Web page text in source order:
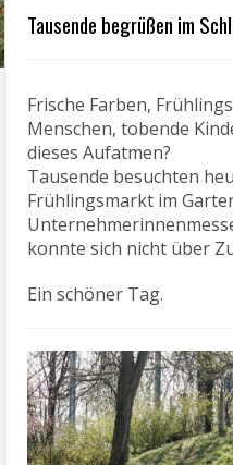
Tausende begrüßen im
Frische Farben,
Menschen, tobende
dieses Aufatmen?
Tausende besuchten
Frühlingsmarkt im
konnte sich nicht über
Ein schöner Tag.